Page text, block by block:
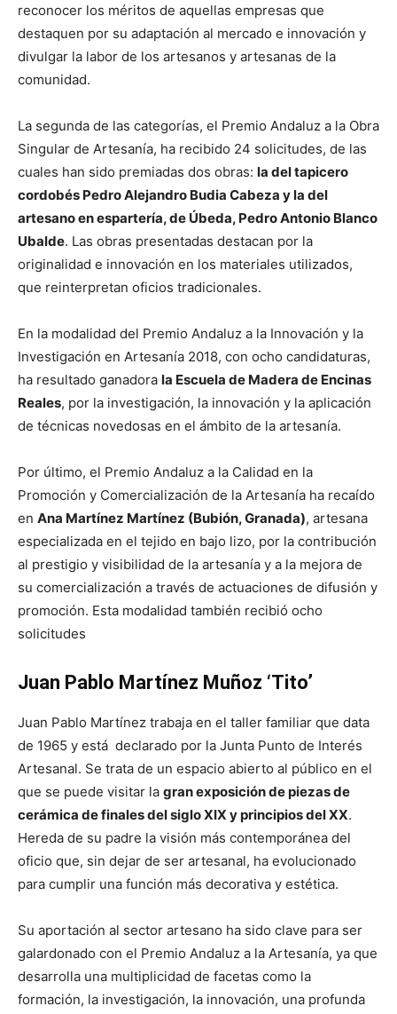
reconocer los méritos de aquellas empresas que
destaquen por su adaptación al mercado e innovación y
divulgar la labor de los artesanos y artesanas de la
comunidad.
La segunda de las categorías, el Premio Andaluz a la Obra
Singular de Artesanía, ha recibido 24 solicitudes, de las
cuales han sido premiadas dos obras: la del tapicero
cordobés Pedro Alejandro Budia Cabeza y la del
artesano en espartería, de Úbeda, Pedro Antonio Blanco
Ubalde. Las obras presentadas destacan por la
originalidad e innovación en los materiales utilizados,
que reinterpretan oficios tradicionales.
En la modalidad del Premio Andaluz a la Innovación y la
Investigación en Artesanía 2018, con ocho candidaturas,
ha resultado ganadora la Escuela de Madera de Encinas
Reales, por la investigación, la innovación y la aplicación
de técnicas novedosas en el ámbito de la artesanía.
Por último, el Premio Andaluz a la Calidad en la
Promoción y Comercialización de la Artesanía ha recaído
en Ana Martínez Martínez (Bubión, Granada), artesana
especializada en el tejido en bajo lizo, por la contribución
al prestigio y visibilidad de la artesanía y a la mejora de
su comercialización a través de actuaciones de difusión y
promoción. Esta modalidad también recibió ocho
solicitudes
Juan Pablo Martínez Muñoz ‘Tito’
Juan Pablo Martínez trabaja en el taller familiar que data
de 1965 y está declarado por la Junta Punto de Interés
Artesanal. Se trata de un espacio abierto al público en el
que se puede visitar la gran exposición de piezas de
cerámica de finales del siglo XIX y principios del XX.
Hereda de su padre la visión más contemporánea del
oficio que, sin dejar de ser artesanal, ha evolucionado
para cumplir una función más decorativa y estética.
Su aportación al sector artesano ha sido clave para ser
galardonado con el Premio Andaluz a la Artesanía, ya que
desarrolla una multiplicidad de facetas como la
formación, la investigación, la innovación, una profunda